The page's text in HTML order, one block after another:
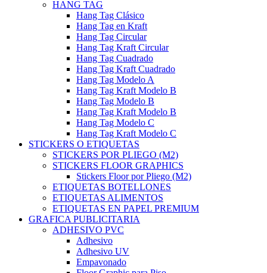
HANG TAG
Hang Tag Clásico
Hang Tag en Kraft
Hang Tag Circular
Hang Tag Kraft Circular
Hang Tag Cuadrado
Hang Tag Kraft Cuadrado
Hang Tag Modelo A
Hang Tag Kraft Modelo B
Hang Tag Modelo B
Hang Tag Kraft Modelo B
Hang Tag Modelo C
Hang Tag Kraft Modelo C
STICKERS O ETIQUETAS
STICKERS POR PLIEGO (M2)
STICKERS FLOOR GRAPHICS
Stickers Floor por Pliego (M2)
ETIQUETAS BOTELLONES
ETIQUETAS ALIMENTOS
ETIQUETAS EN PAPEL PREMIUM
GRAFICA PUBLICITARIA
ADHESIVO PVC
Adhesivo
Adhesivo UV
Empavonado